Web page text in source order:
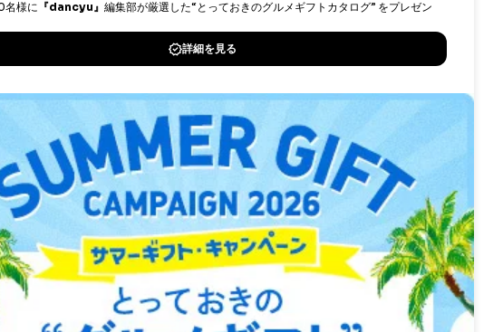
FOR ANDROID
採用情報
お問い合わせ